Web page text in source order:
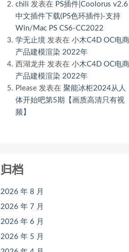
chili 发表在 PS插件|Coolorus v2.6
中文插件下载(PS色环插件)-支持
Win/Mac PS CS6-CC2022
学无止境 发表在 小木C4D OC电商
产品建模渲染 2022年
西湖龙井 发表在 小木C4D OC电商
产品建模渲染 2022年
Please 发表在 聚能冰柜2024从人
体开始吧第5期【画质高清只有视
频】
归档
2026 年 8 月
2026 年 7 月
2026 年 6 月
2026 年 5 月